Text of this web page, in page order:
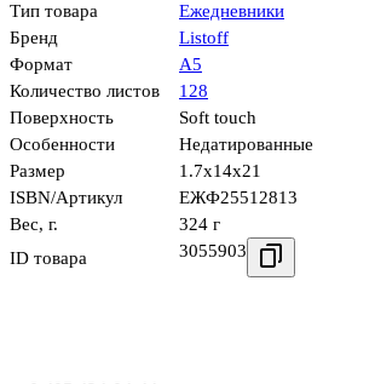
Тип товара
Ежедневники
Бренд
Listoff
Формат
А5
Количество листов
128
Поверхность
Soft touch
Особенности
Недатированные
Размер
1.7x14x21
ISBN/Артикул
ЕЖФ25512813
Вес, г.
324 г
ID товара
3055903